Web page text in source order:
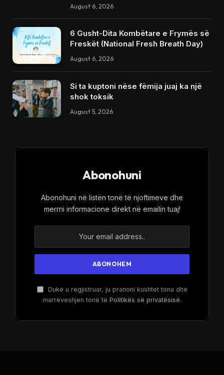
August 6, 2026
6 Gusht-Dita Kombëtare e Frymës së
Freskët (National Fresh Breath Day)
August 6, 2026
Si ta kuptoni nëse fëmija juaj ka një
shok toksik
August 5, 2026
Abonohuni
Abonohuni në listën tonë të njoftimeve dhe
merrni informacione direkt në emailin tuaj!
Duke u regjistruar, ju pranoni kushtet tona dhe
marrëveshjen tonë të Politikës së privatësisë.